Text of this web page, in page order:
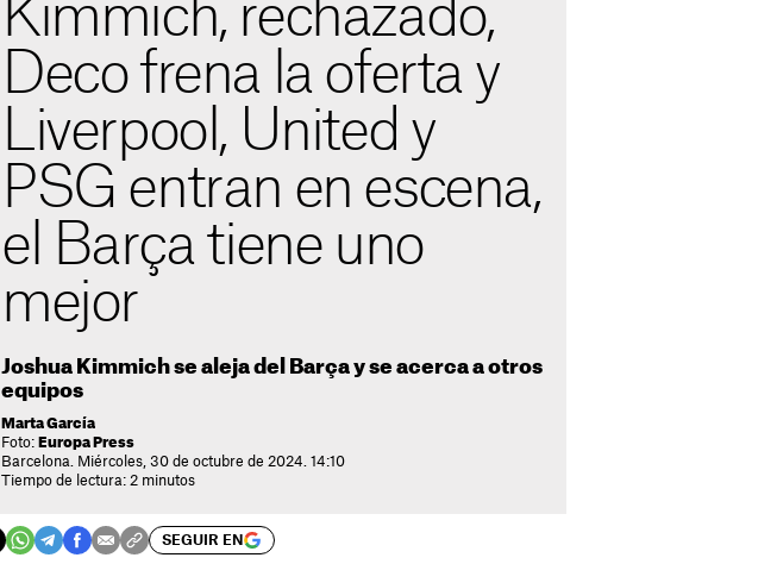
Kimmich, rechazado,
Deco frena la oferta y
Liverpool, United y
PSG entran en escena,
el Barça tiene uno
mejor
Joshua Kimmich se aleja del Barça y se acerca a otros
equipos
Marta García
Foto: Europa Press
Barcelona. Miércoles, 30 de octubre de 2024. 14:10
Tiempo de lectura: 2 minutos
SEGUIR EN